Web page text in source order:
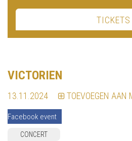
TICKETS
VICTORIEN
13.11.2024 TOEVOEGEN AAN
Facebook event
CONCERT